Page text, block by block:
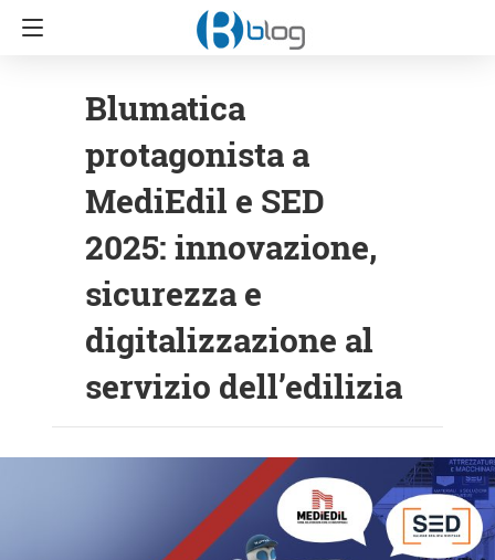
Blumatica
protagonista a
MediEdil e SED
2025: innovazione,
sicurezza e
digitalizzazione al
servizio dell’edilizia